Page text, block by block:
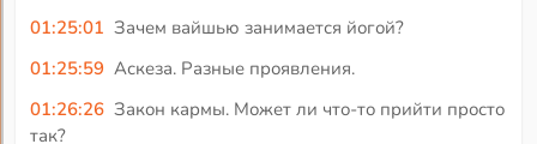
01:25:01 Зачем вайшью занимается йогой?
01:25:59 Аскеза. Разные проявления.
01:26:26 Закон кармы. Может ли что-то прийти просто
так?